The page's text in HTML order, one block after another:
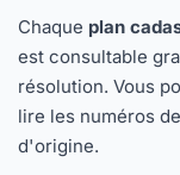
Chaque plan
est consultable
résolution. Vous
lire les numéros
d'origine.